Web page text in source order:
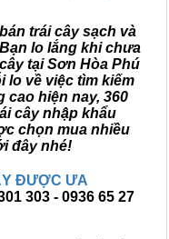
trái cây sạch và
lo lắng khi chưa
tại Sơn Hòa Phú
lo về việc tìm kiếm
cao hiện nay, 360
cây nhập khẩu
chọn mua nhiều
đây nhé!
ĐƯỢC ƯA
303 - 0936 65 27